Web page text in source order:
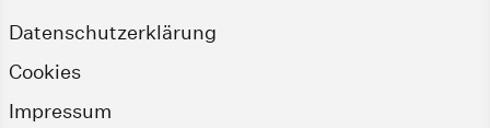
Datenschutzerklärung
Cookies
Impressum